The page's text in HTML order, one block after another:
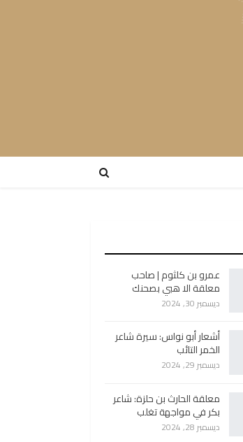
عمرو بن كلثوم | صاحب
معلقة الا هبي بصحنك
ديسمبر 30, 2024
أشعار أبو نواس: سيرة شاعر
الخمر التائب
ديسمبر 29, 2024
معلقة الحارث بن حلزة: شاعر
بكر في مواجهة تغلب
ديسمبر 28, 2024